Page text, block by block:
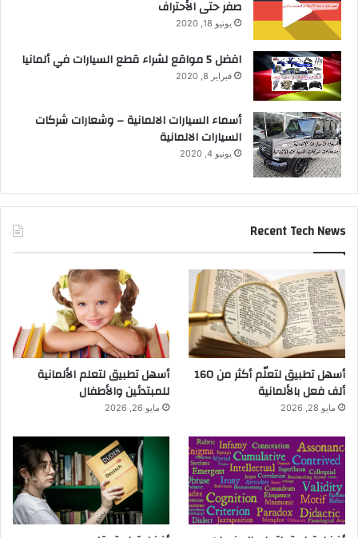
صفر حتى الأحتراف
يونيو 18, 2020
افضل 5 مواقع لشراء قطع السيارات في ألمانيا
فبراير 8, 2020
أسماء السيارات الالمانية – وشعارات شركات
السيارات الالمانية
يونيو 4, 2020
Recent Tech News
أسهل تطبيق لتعلّم أكثر من 160
ألف فعل بالألمانية
مايو 28, 2026
أسهل تطبيق لتعلم الألمانية
للمبتدئين والأطفال
مايو 26, 2026